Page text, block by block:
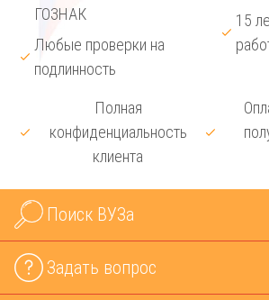
ГОЗНАК
Любые проверки на
подлинность
15
Полная
конфиденциальность
клиента
Поиск ВУЗа
Задать вопрос